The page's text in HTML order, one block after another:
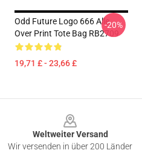
Odd Future Logo 666 Alle
Over Print Tote Bag RB2709
19,71 £ - 23,66 £
-20%
Weltweiter Versand
Wir versenden in über 200 Länder